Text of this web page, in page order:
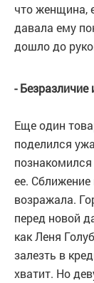
что женщина,
давала ему
дошло до
- Безразличие
Еще один
поделился
ее.
возражала.
перед новой
как Леня
залезть в
хватит. Но